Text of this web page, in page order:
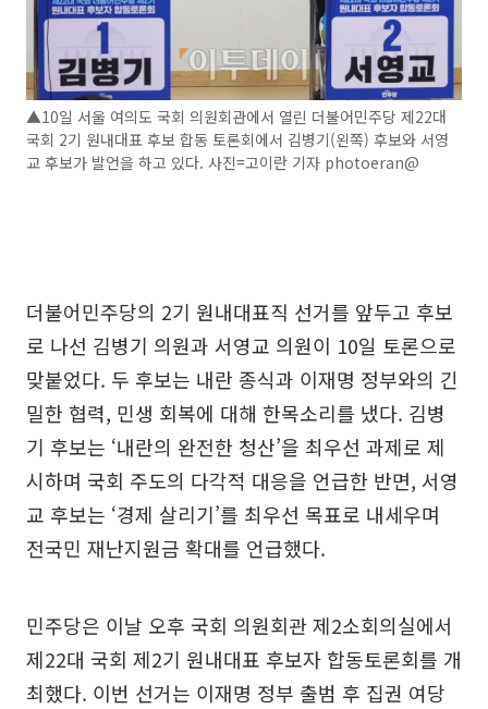
▲10일 서울 여의도 국회 의원회관에서 열린 더불어민주당 제22대
국회 2기 원내대표 후보 합동 토론회에서 김병기(왼쪽) 후보와 서영
교 후보가 발언을 하고 있다. 사진=고이란 기자 photoeran@
더불어민주당의 2기 원내대표직 선거를 앞두고 후보
로 나선 김병기 의원과 서영교 의원이 10일 토론으로
맞붙었다. 두 후보는 내란 종식과 이재명 정부와의 긴
밀한 협력, 민생 회복에 대해 한목소리를 냈다. 김병
기 후보는 ‘내란의 완전한 청산’을 최우선 과제로 제
시하며 국회 주도의 다각적 대응을 언급한 반면, 서영
교 후보는 ‘경제 살리기’를 최우선 목표로 내세우며
전국민 재난지원금 확대를 언급했다.
민주당은 이날 오후 국회 의원회관 제2소회의실에서
제22대 국회 제2기 원내대표 후보자 합동토론회를 개
최했다. 이번 선거는 이재명 정부 출범 후 집권 여당